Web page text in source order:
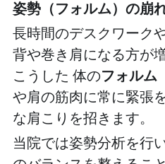
姿勢（フォルム）の崩
長時間のデスクワーク
背や巻き肩になる方が
こうした 体のフォルム
や肩の筋肉に常に緊張
な肩こりを招きます。
当院では姿勢分析を行